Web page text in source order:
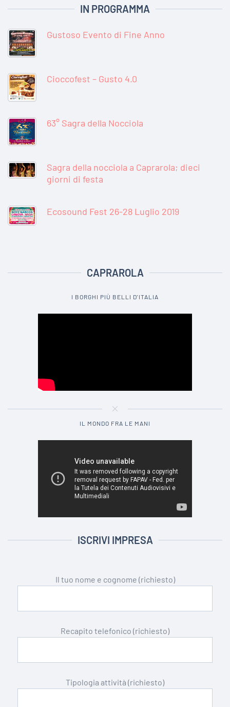
IN PROGRAMMA
Gustoso Evento di Fine Anno
Cioccofest – Gusto 4.0
63° Sagra della Nocciola
Sagra della nocciola a Caprarola; dieci
giorni di festa
Ecosound Fest 26-28 Luglio 2019
CAPRAROLA
I BORGHI PIÙ BELLI D'ITALIA
IL MONDO FRA LE MANI
ISCRIVI IMPRESA
Il tuo nome e cognome (richiesto)
Recapito telefonico (richiesto)
Tipologia attività (richiesto)